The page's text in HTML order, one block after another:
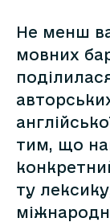
Не менш
мовних
тим, що
ту